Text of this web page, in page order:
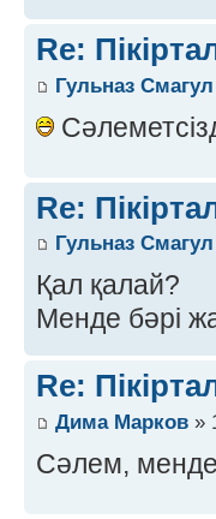
Re:
Гульназ Смагул
Re:
Гульназ Смагул
Қал қалай?
Менде бәрі
Re:
Дима Марков »
Сәлем,